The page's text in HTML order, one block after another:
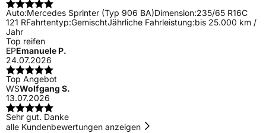
Auto:Mercedes Sprinter (Typ 906 BA)Dimension:235/65 R16C
121 RFahrtentyp:GemischtJährliche Fahrleistung:bis 25.000 km /
Jahr
Top reifen
EPEmanuele P.
24.07.2026
Top Angebot
WSWolfgang S.
13.07.2026
Sehr gut. Danke
alle Kundenbewertungen anzeigen